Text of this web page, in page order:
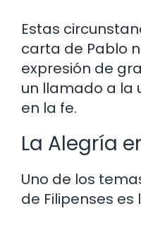
Estas
carta de Pablo
expresión de
un llamado a la
en la fe.
La Alegría
Uno de los
de Filipenses es